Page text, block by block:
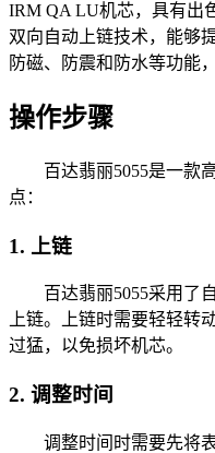
IRM QA LU机芯，具有出
双向自动上链技术，能够
防磁、防震和防水等功能
操作步骤
百达翡丽5055是一款
点：
1. 上链
百达翡丽5055采用了
上链。上链时需要轻轻转
过猛，以免损坏机芯。
2. 调整时间
调整时间时需要先将